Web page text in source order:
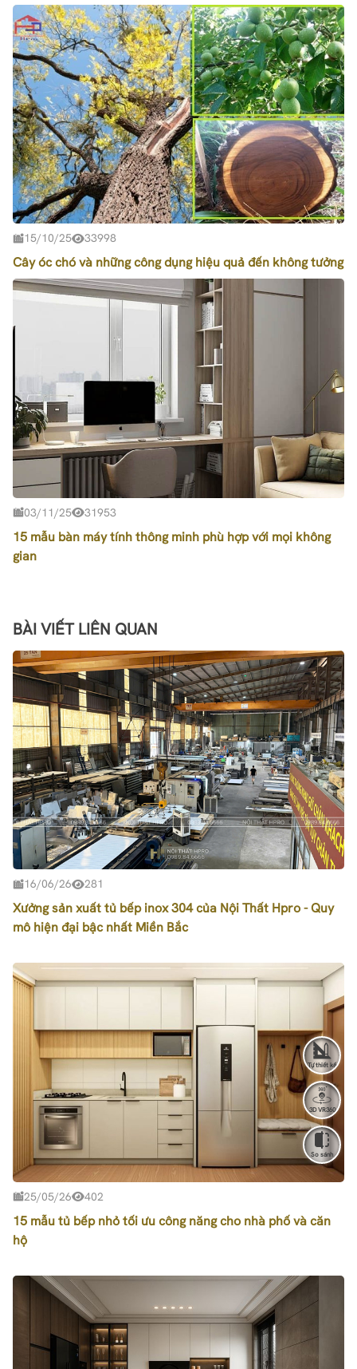
15/10/25 33998
Cây óc chó và những công dụng hiệu quả đến không tưởng
03/11/25 31953
15 mẫu bàn máy tính thông minh phù hợp với mọi không
gian
BÀI VIẾT LIÊN QUAN
16/06/26 281
Xưởng sản xuất tủ bếp inox 304 của Nội Thất Hpro - Quy
mô hiện đại bậc nhất Miền Bắc
25/05/26 402
15 mẫu tủ bếp nhỏ tối ưu công năng cho nhà phố và căn
hộ
Tự thiết kế
3D VR360
So sánh